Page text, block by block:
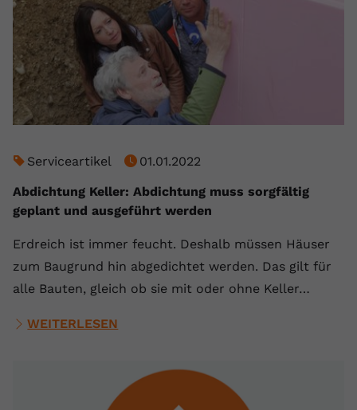
Serviceartikel
01.01.2022
Abdichtung Keller: Abdichtung muss sorgfältig
geplant und ausgeführt werden
Erdreich ist immer feucht. Deshalb müssen Häuser
zum Baugrund hin abgedichtet werden. Das gilt für
alle Bauten, gleich ob sie mit oder ohne Keller…
WEITERLESEN